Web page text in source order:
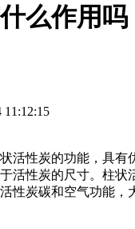
么作用吗
11:12:15
活性炭的功能，具
活性炭的尺寸。柱
性炭碳和空气功能